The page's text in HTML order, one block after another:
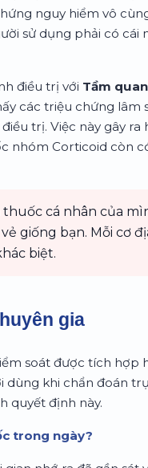
nguy hiểm vô
sử dụng phải có cái
điều trị với Tầm
các triệu chứng lâm
trị. Việc này gây ra
nhóm Corticoid còn
cá nhân của
giống bạn. Mỗi cơ
biệt.
gia
soát được tích hợp
dùng khi chẩn đoán
quyết định này.
trong ngày?